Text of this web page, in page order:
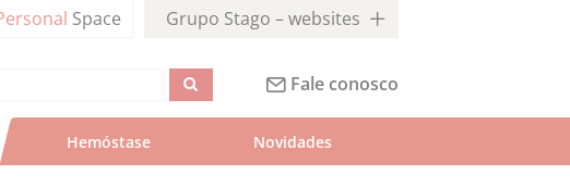
Space Grupo Stago – websites
Fale conosco
Hemóstase Novidades